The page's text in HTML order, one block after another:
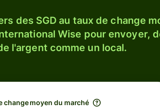
des SGD au taux de change
Wise pour envoyer,
l'argent comme un local.
change moyen du marché